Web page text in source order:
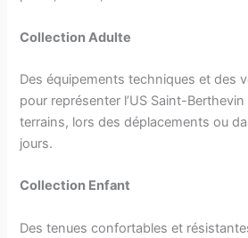
Collection Adulte
Des équipements techniques et des
pour représenter l’US Saint-
terrains, lors des déplacements ou
jours.
Collection Enfant
Des tenues confortables et